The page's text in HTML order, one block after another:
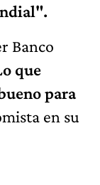
Banco
que
para
en su